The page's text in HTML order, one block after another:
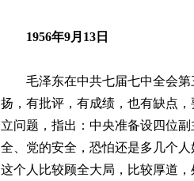
1956年9月13日
毛泽东在中共七届七中全会第
扬，有批评，有成绩，也有缺点
立问题，指出：中央准备设四位
全、党的安全，恐怕还是多几个
这个人比较顾全大局，比较厚道